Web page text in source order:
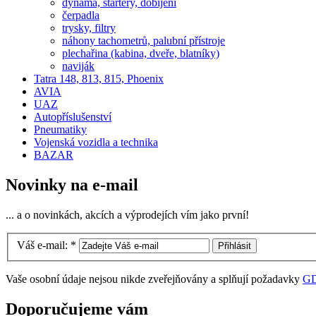
dynama, startery, dobíjení
čerpadla
trysky, filtry
náhony tachometrů, palubní přístroje
plechařina (kabina, dveře, blatníky)
naviják
Tatra 148, 813, 815, Phoenix
AVIA
UAZ
Autopříslušenství
Pneumatiky
Vojenská vozidla a technika
BAZAR
Novinky na e-mail
... a o novinkách, akcích a výprodejích vím jako první!
Váš e-mail: *
Vaše osobní údaje nejsou nikde zveřejňovány a splňují požadavky
Doporučujeme vám